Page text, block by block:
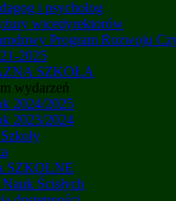
i psycholog
wicedyrektorów
Program Rozwoju
2025
SZKOŁA
wydarzeń
2024/2025
2023/2024
SZKOLNE
Ścisłych